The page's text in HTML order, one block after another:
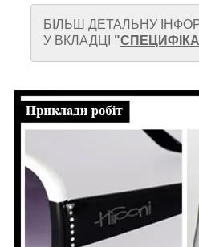
БІЛЬШ ДЕТАЛЬНУ
У ВКЛАДЦІ "